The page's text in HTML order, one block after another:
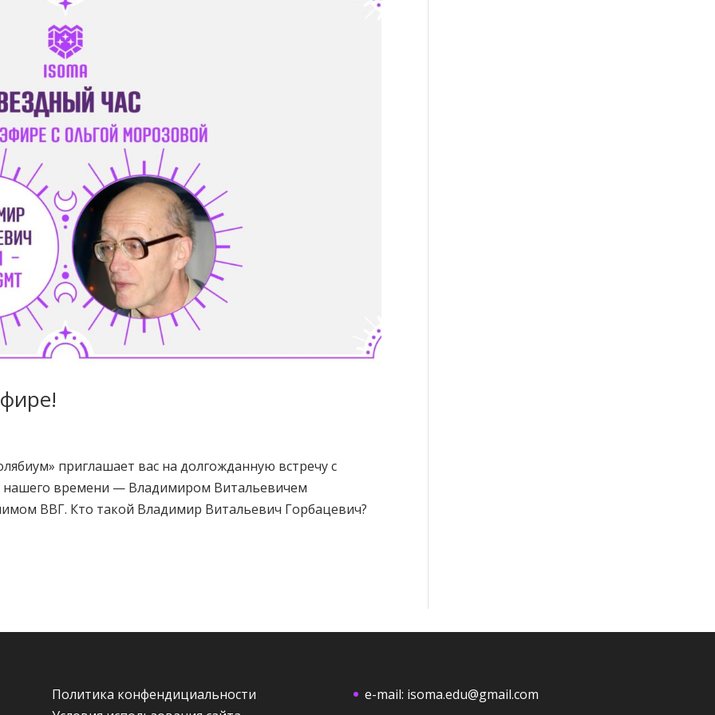
приглашает вас на долгожданную встречу с
нашего времени — Владимиром Витальевичем
ВВГ. Кто такой Владимир Витальевич Горбацевич?
Политика конфендициальности
e-mail: isoma.edu@gmail.com